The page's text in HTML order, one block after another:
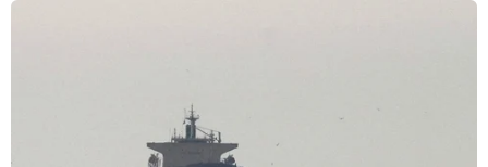
Đẩy nhanh tiến độ Nhà máy điện rác
ở Thanh Hóa trước áp lực xử lý rác